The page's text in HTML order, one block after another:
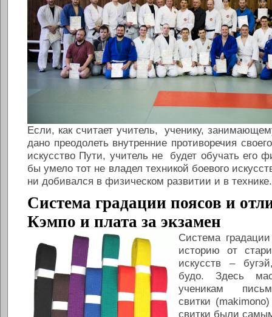
Если, как считает учитель, ученику,
дано преодолеть внутренние противоречия
искусство Пути, учитель не будет обучать его
бы умело тот не владел техникой боевого
ни добивался в физическом развитии и в технике.
Система градации поясов и
Кэмпо и плата за экзамен
Система
историю от
искусств –
будо. Здесь
ученикам
свитки
свитки были